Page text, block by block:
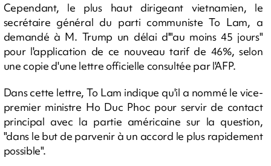
Cependant, le plus haut dirigeant vietnamien, le
secrétaire général du parti communiste To Lam, a
demandé à M. Trump un délai d'"au moins 45 jours"
pour l'application de ce nouveau tarif de 46%, selon
une copie d'une lettre officielle consultée par l'AFP.
Dans cette lettre, To Lam indique qu'il a nommé le vice-
premier ministre Ho Duc Phoc pour servir de contact
principal avec la partie américaine sur la question,
"dans le but de parvenir à un accord le plus rapidement
possible".